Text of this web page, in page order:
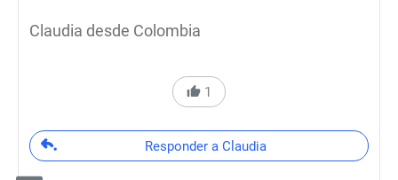
Claudia desde Colombia
1
Responder a Claudia